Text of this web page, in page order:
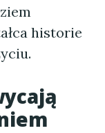
historie